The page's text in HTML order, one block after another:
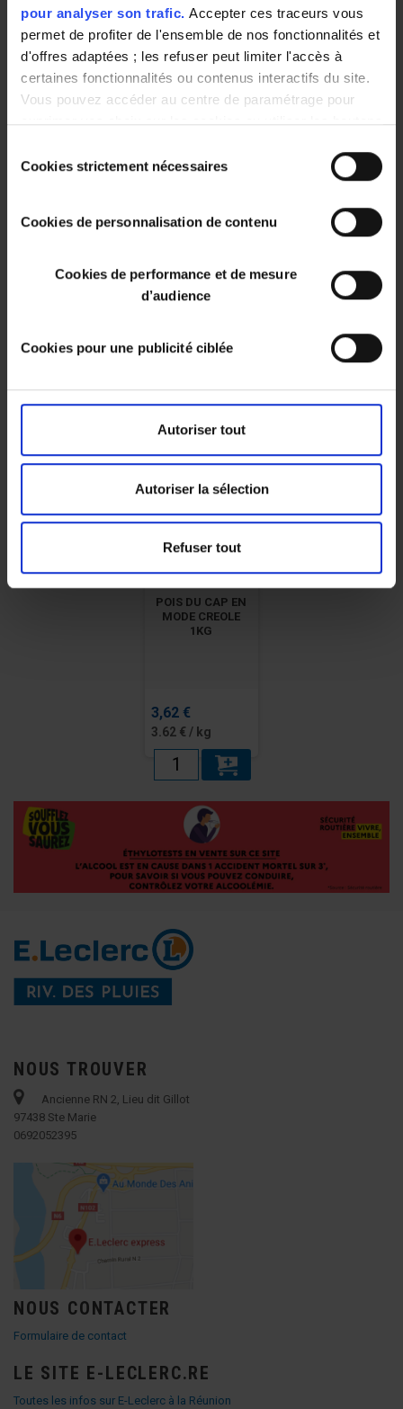
pour analyser son trafic. Accepter ces traceurs vous
permet de profiter de l'ensemble de nos fonctionnalités et
d'offres adaptées ; les refuser peut limiter l'accès à
certaines fonctionnalités ou contenus interactifs du site.
Vous pouvez accéder au centre de paramétrage pour
exprimer vos choix sur les cookies ou utiliser les boutons
valable uniquement sur ce site pour une durée de 6 mois.
Vous pouvez changer d'avis à tout moment en cliquant
sur le bouton "paramétrer les cookies" en bas de chaque
page de notre site.
duCookies strictement nécessaires
Cookies de personnalisation de contenu
Cookies de performance et de mesure
d’audience
Cookies pour une publicité ciblée
Autoriser tout
Autoriser la sélection
Refuser tout
3,31 € 3,63 €
1KG
2,75 €
2,26 €
Pois du cap -
2,86 €
2.86 € / kg
POIS DU CAP 1KG
2,31 €
POIS DU CAP EN
MODE CREOLE
1KG
3,62 €
3.62 € / kg
NOUS TROUVER
Ancienne RN 2, Lieu dit Gillot
97438 Ste Marie
0692052395
NOUS CONTACTER
Formulaire de contact
LE SITE E-LECLERC.RE
Toutes les infos sur E-Leclerc à la Réunion